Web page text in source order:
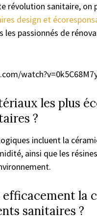
révolution sanitaire, on
design et
les passionnés de
les plus
?
incluent la
ainsi que les
la
sanitaires ?